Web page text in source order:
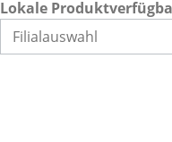
Lokale